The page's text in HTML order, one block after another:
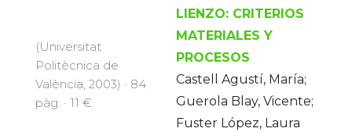
(Universitat
Politècnica de
València, 2003) · 84
pàg. · 11 €
LIENZO: CRITERIOS
MATERIALES Y
PROCESOS
Castell Agustí, María;
Guerola Blay, Vicente;
Fuster López, Laura